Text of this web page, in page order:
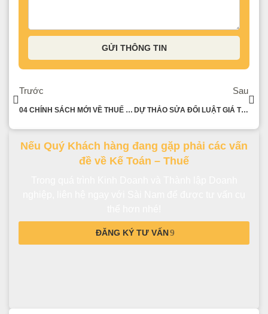
GỬI THÔNG TIN
Trước
04 CHÍNH SÁCH MỚI VỀ THUẾ TRONG NĂM 2024
Sau
DỰ THẢO SỬA ĐỔI LUẬT GIÁ TRỊ GIA TĂNG (GTGT)
Nếu Quý Khách hàng đang gặp phải các vấn
đề về Kế Toán – Thuế
ĐĂNG KÝ TƯ VẤN